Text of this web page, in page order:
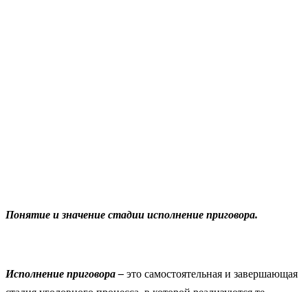
Понятие и значение стадии исполнение приговора.
Исполнение приговора – это самостоятельная и завершающая